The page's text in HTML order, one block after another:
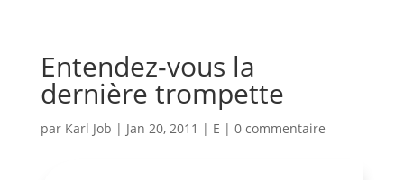
Entendez-vous la
dernière trompette
par Karl Job | Jan 20, 2011 | E | 0 commentaire